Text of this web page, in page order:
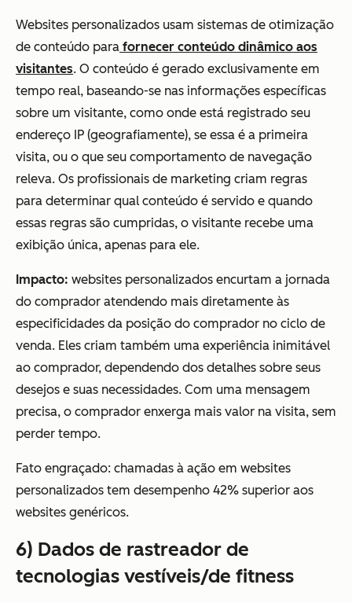
Websites personalizados usam sistemas de otimização
de conteúdo para fornecer conteúdo dinâmico aos
visitantes. O conteúdo é gerado exclusivamente em
tempo real, baseando-se nas informações específicas
sobre um visitante, como onde está registrado seu
endereço IP (geografiamente), se essa é a primeira
visita, ou o que seu comportamento de navegação
releva. Os profissionais de marketing criam regras
para determinar qual conteúdo é servido e quando
essas regras são cumpridas, o visitante recebe uma
exibição única, apenas para ele.
Impacto: websites personalizados encurtam a jornada
do comprador atendendo mais diretamente às
especificidades da posição do comprador no ciclo de
venda. Eles criam também uma experiência inimitável
ao comprador, dependendo dos detalhes sobre seus
desejos e suas necessidades. Com uma mensagem
precisa, o comprador enxerga mais valor na visita, sem
perder tempo.
Fato engraçado: chamadas à ação em websites
personalizados tem desempenho 42% superior aos
websites genéricos.
6) Dados de rastreador de
tecnologias vestíveis/de fitness